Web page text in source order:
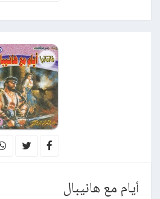
أيام مع هانيبال